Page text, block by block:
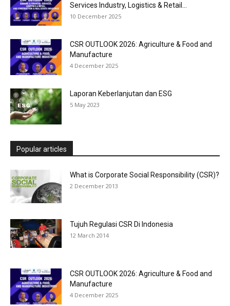
Services Industry, Logistics & Retail...
10 December 2025
CSR OUTLOOK 2026: Agriculture & Food and
Manufacture
4 December 2025
Laporan Keberlanjutan dan ESG
5 May 2023
Popular articles
What is Corporate Social Responsibility (CSR)?
2 December 2013
Tujuh Regulasi CSR Di Indonesia
12 March 2014
CSR OUTLOOK 2026: Agriculture & Food and
Manufacture
4 December 2025